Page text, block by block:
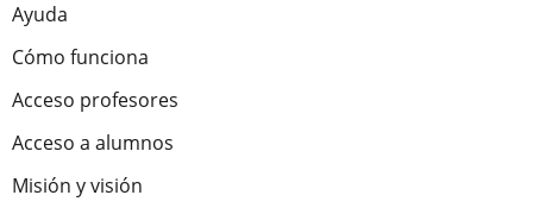
Ayuda
Cómo funciona
Acceso profesores
Acceso a alumnos
Misión y visión